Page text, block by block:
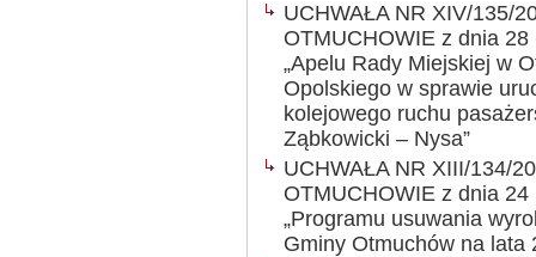
UCHWAŁA NR XIV/135/
OTMUCHOWIE z dnia
„Apelu Rady Miejskiej w
Opolskiego w sprawie
kolejowego ruchu
Ząbkowicki – Nysa”
UCHWAŁA NR XIII/134/
OTMUCHOWIE z dnia
„Programu usuwania
Gminy Otmuchów na lata